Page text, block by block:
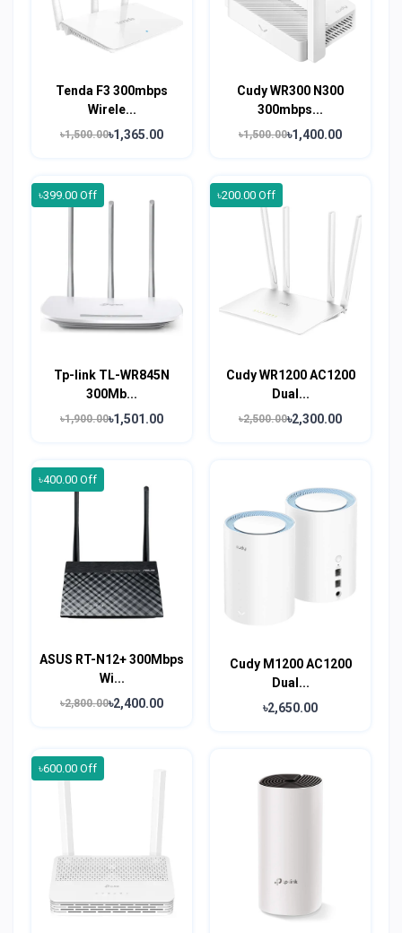
Tenda F3 300mbps
Wirele...
৳1,500.00৳1,365.00
Cudy WR300 N300
300mbps...
৳1,500.00৳1,400.00
৳399.00 Off
Tp-link TL-WR845N
300Mb...
৳1,900.00৳1,501.00
৳200.00 Off
Cudy WR1200 AC1200
Dual...
৳2,500.00৳2,300.00
৳400.00 Off
ASUS RT-N12+ 300Mbps
Wi...
৳2,800.00৳2,400.00
Cudy M1200 AC1200
Dual...
৳2,650.00
৳600.00 Off